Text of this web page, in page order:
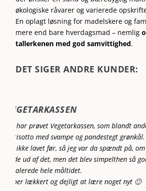
økologiske råvarer og varierede
En oplagt løsning for madelskere og
mere end bare hverdagsmad – nemlig
tallerkenen med god samvittighed.
DET SIGER ANDRE KUNDER:
GODE RÅVARER OG
KUNDESERVICE
Jeg har gennem flere år fået
Årstiderne og har generelt været rigtigt
med både råvarer og opskrifter.
Leveringen har der ikke været
lige fra i dag, hvor jeg fik en kasse